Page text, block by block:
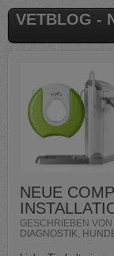
VETBLOG -
NEUE
GESCHRIEBEN VON
DIAGNOSTIK